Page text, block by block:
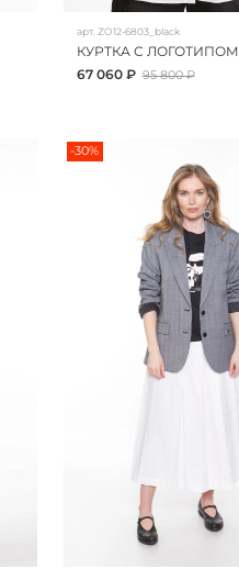
арт.ZO12-6803_black
КУРТКА С ЛОГОТИПОМ
67 060 ₽ 95 800 ₽
-30%